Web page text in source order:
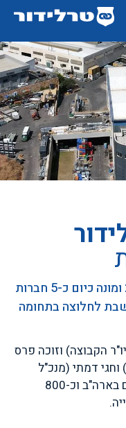
קבוצת טרלידור נוסדה בשנת 2002 ומונה כיום כ-5 חברות
לחלוצה בתחומה
הקבוצה) וזוכה פרס
דמתי (מנכ"ל
החברה) ומעסיקה כיום כ-100 עובדים בארה"ב וכ-800